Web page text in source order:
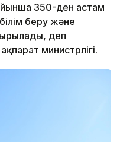
350-ден астам
беру және
деп
министрлігі.